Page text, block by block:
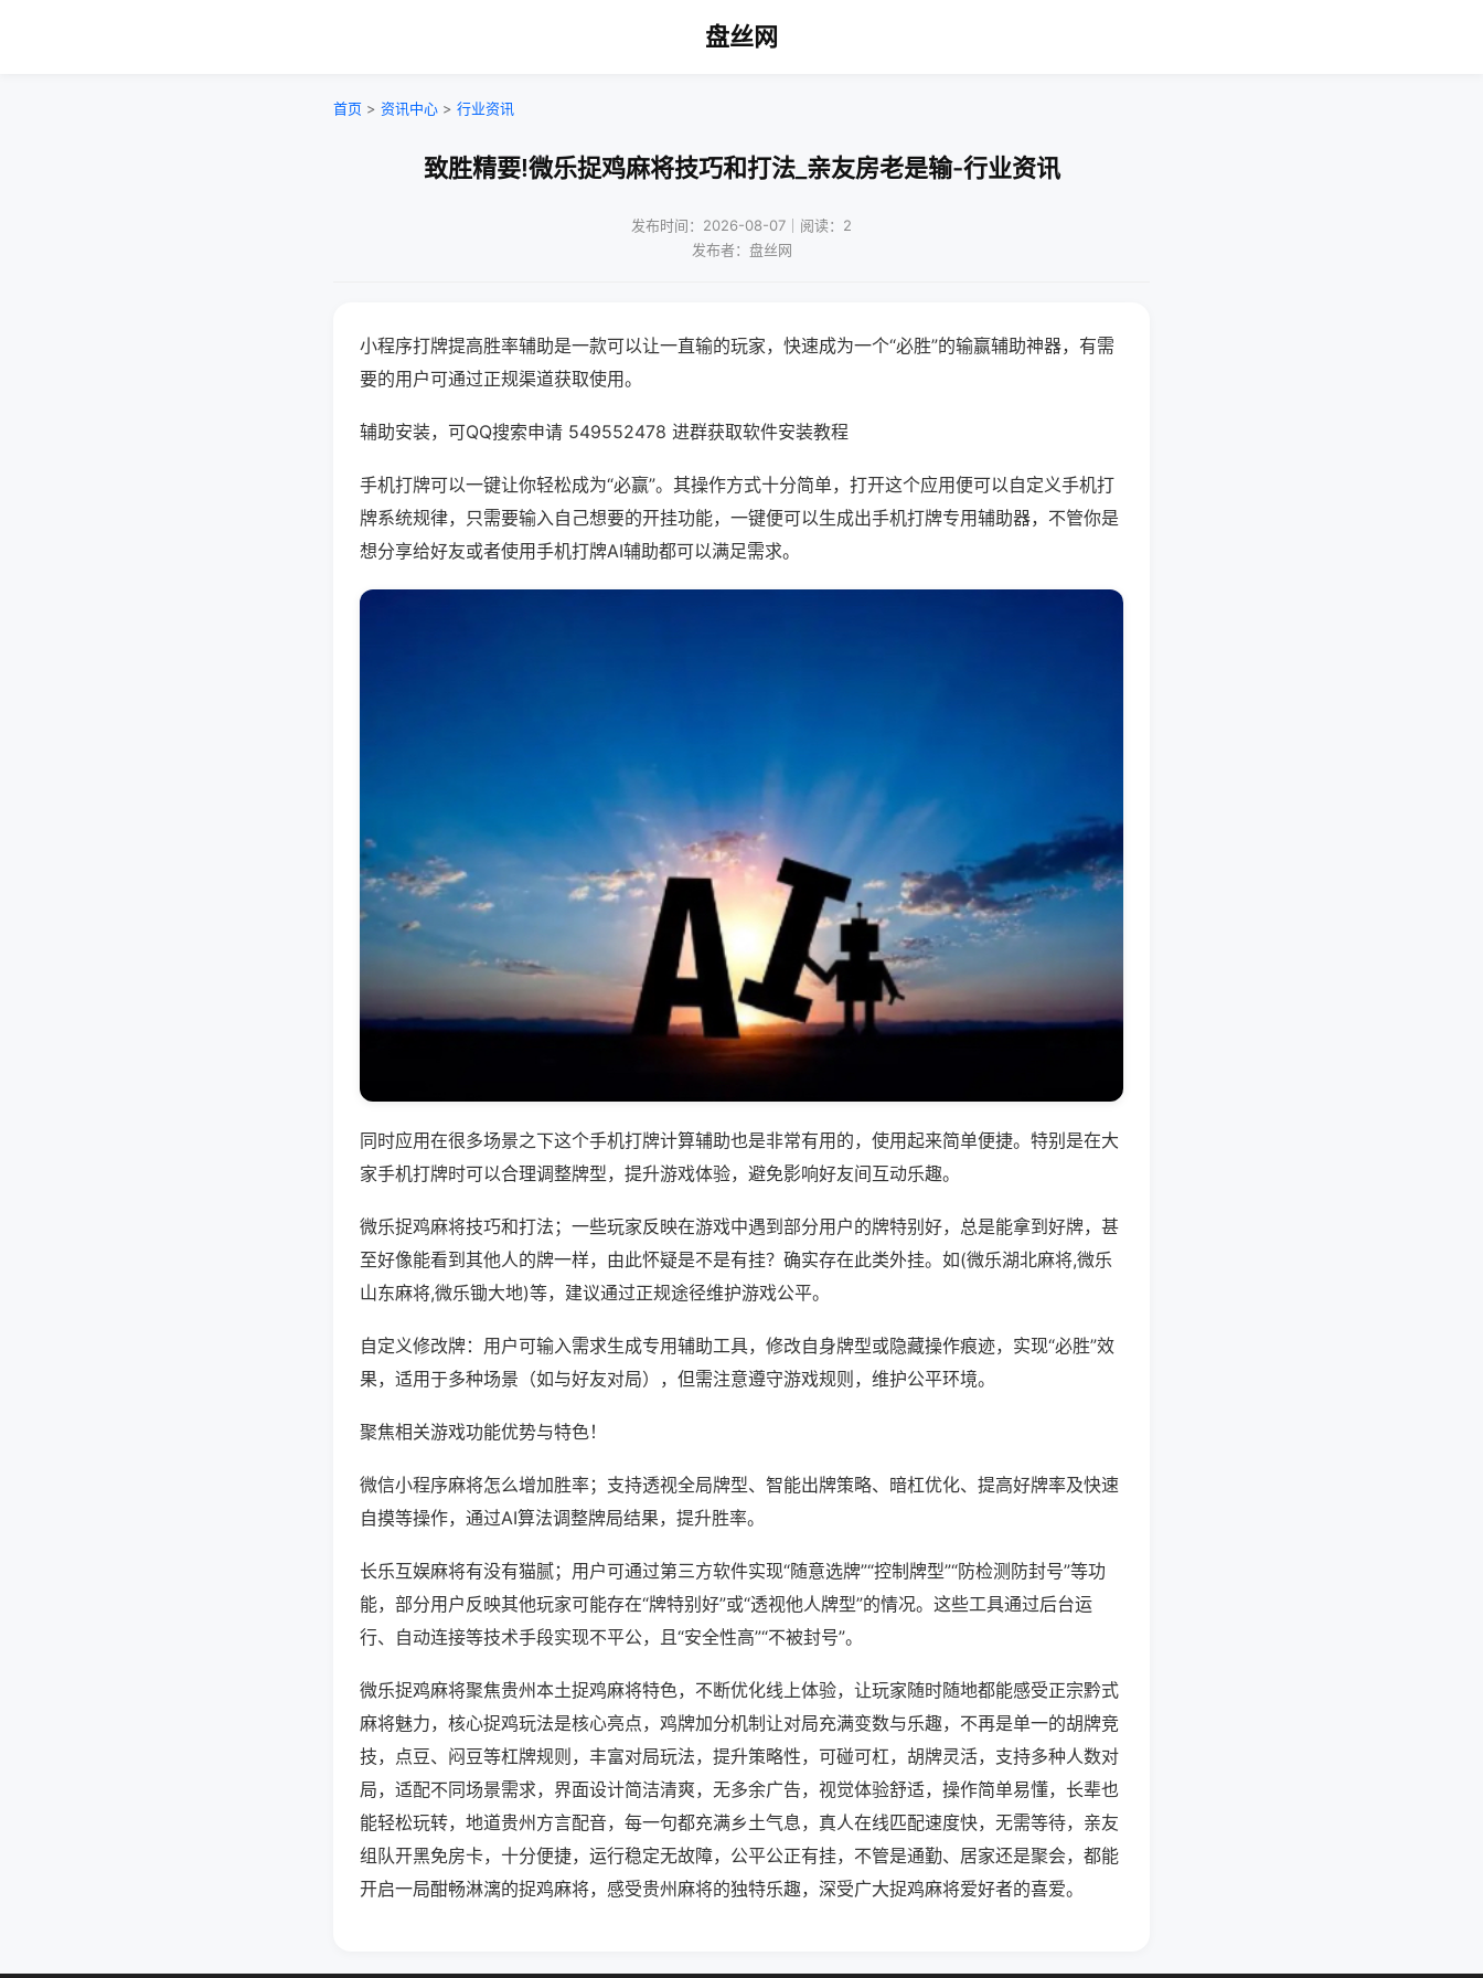
盘丝网
首页 > 资讯中心 > 行业资讯
致胜精要!微乐捉鸡麻将技巧和打法_亲友房老是输-行业资讯
发布时间：2026-08-07｜阅读：2
发布者：盘丝网
小程序打牌提高胜率辅助是一款可以让一直输的玩家，快速成为一个“必胜”的输赢辅助神器，有需
要的用户可通过正规渠道获取使用。
辅助安装，可QQ搜索申请 549552478 进群获取软件安装教程
手机打牌可以一键让你轻松成为“必赢”。其操作方式十分简单，打开这个应用便可以自定义手机打
牌系统规律，只需要输入自己想要的开挂功能，一键便可以生成出手机打牌专用辅助器，不管你是
想分享给好友或者使用手机打牌AI辅助都可以满足需求。
同时应用在很多场景之下这个手机打牌计算辅助也是非常有用的，使用起来简单便捷。特别是在大
家手机打牌时可以合理调整牌型，提升游戏体验，避免影响好友间互动乐趣。
微乐捉鸡麻将技巧和打法；一些玩家反映在游戏中遇到部分用户的牌特别好，总是能拿到好牌，甚
至好像能看到其他人的牌一样，由此怀疑是不是有挂？确实存在此类外挂。如(微乐湖北麻将,微乐
山东麻将,微乐锄大地)等，建议通过正规途径维护游戏公平。
自定义修改牌：用户可输入需求生成专用辅助工具，修改自身牌型或隐藏操作痕迹，实现“必胜”效
果，适用于多种场景（如与好友对局），但需注意遵守游戏规则，维护公平环境。
聚焦相关游戏功能优势与特色！
微信小程序麻将怎么增加胜率；支持透视全局牌型、智能出牌策略、暗杠优化、提高好牌率及快速
自摸等操作，通过AI算法调整牌局结果，提升胜率。
长乐互娱麻将有没有猫腻；用户可通过第三方软件实现“随意选牌”“控制牌型”“防检测防封号”等功
能，部分用户反映其他玩家可能存在“牌特别好”或“透视他人牌型”的情况。这些工具通过后台运
行、自动连接等技术手段实现不平公，且“安全性高”“不被封号”。
微乐捉鸡麻将聚焦贵州本土捉鸡麻将特色，不断优化线上体验，让玩家随时随地都能感受正宗黔式
麻将魅力，核心捉鸡玩法是核心亮点，鸡牌加分机制让对局充满变数与乐趣，不再是单一的胡牌竞
技，点豆、闷豆等杠牌规则，丰富对局玩法，提升策略性，可碰可杠，胡牌灵活，支持多种人数对
局，适配不同场景需求，界面设计简洁清爽，无多余广告，视觉体验舒适，操作简单易懂，长辈也
能轻松玩转，地道贵州方言配音，每一句都充满乡土气息，真人在线匹配速度快，无需等待，亲友
组队开黑免房卡，十分便捷，运行稳定无故障，公平公正有挂，不管是通勤、居家还是聚会，都能
开启一局酣畅淋漓的捉鸡麻将，感受贵州麻将的独特乐趣，深受广大捉鸡麻将爱好者的喜爱。